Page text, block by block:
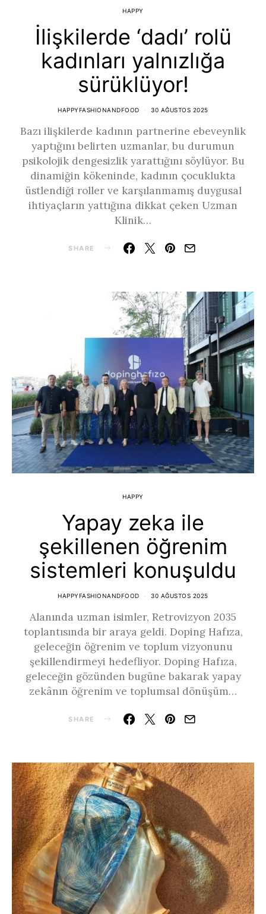
HAPPY
İlişkilerde ‘dadı’ rolü
kadınları yalnızlığa
sürüklüyor!
HAPPYFASHIONANDFOOD 30 AĞUSTOS 2025
Bazı ilişkilerde kadının partnerine ebeveynlik
yaptığını belirten uzmanlar, bu durumun
psikolojik dengesizlik yarattığını söylüyor. Bu
dinamiğin kökeninde, kadının çocuklukta
üstlendiği roller ve karşılanmamış duygusal
ihtiyaçların yattığına dikkat çeken Uzman
Klinik…
SHARE
HAPPY
Yapay zeka ile
şekillenen öğrenim
sistemleri konuşuldu
HAPPYFASHIONANDFOOD 30 AĞUSTOS 2025
Alanında uzman isimler, Retrovizyon 2035
toplantısında bir araya geldi. Doping Hafıza,
geleceğin öğrenim ve toplum vizyonunu
şekillendirmeyi hedefliyor. Doping Hafıza,
geleceğin gözünden bugüne bakarak yapay
zekânın öğrenim ve toplumsal dönüşüm…
SHARE